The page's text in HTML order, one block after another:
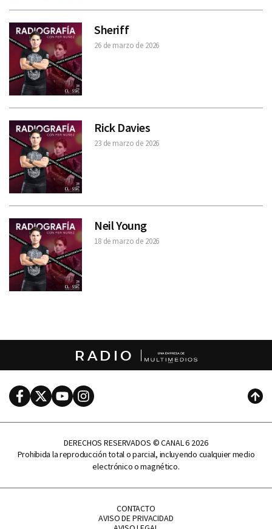
Sheriff
26 de marzo de 2026
Rick Davies
23 de marzo de 2026
Neil Young
18 de marzo de 2026
RADIO
FacebookTwitterYoutubeInstagram
DERECHOS RESERVADOS © CANAL 6 2026
Prohibida la reproducción total o parcial, incluyendo cualquier medio
electrónico o magnético.
CONTACTO
AVISO DE PRIVACIDAD